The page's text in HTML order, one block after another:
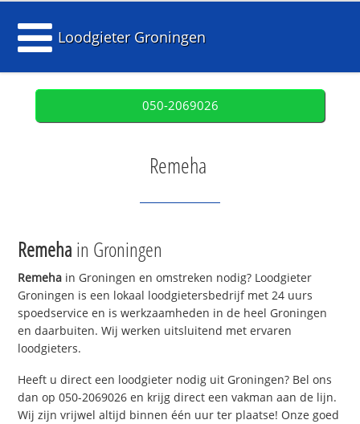
Loodgieter Groningen
050-2069026
Remeha
Remeha in Groningen
Remeha in Groningen en omstreken nodig? Loodgieter
Groningen is een lokaal loodgietersbedrijf met 24 uurs
spoedservice en is werkzaamheden in de heel Groningen
en daarbuiten. Wij werken uitsluitend met ervaren
loodgieters.
Heeft u direct een loodgieter nodig uit Groningen? Bel ons
dan op 050-2069026 en krijg direct een vakman aan de lijn.
Wij zijn vrijwel altijd binnen één uur ter plaatse! Onze goed